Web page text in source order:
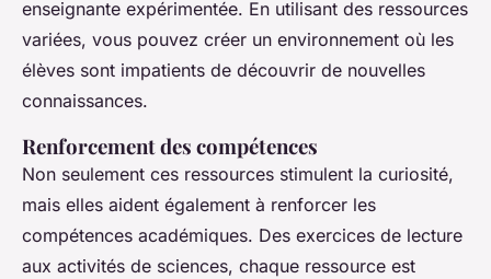
enseignante expérimentée. En utilisant des ressources
variées, vous pouvez créer un environnement où les
élèves sont impatients de découvrir de nouvelles
connaissances.
Renforcement des compétences
Non seulement ces ressources stimulent la curiosité,
mais elles aident également à renforcer les
compétences académiques. Des exercices de lecture
aux activités de sciences, chaque ressource est